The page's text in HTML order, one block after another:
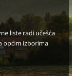
liste radi učešća
općim izborima